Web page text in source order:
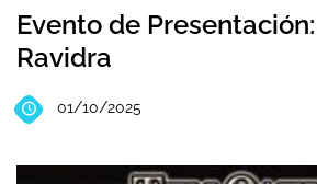
Evento de
Ravidra
01/10/2025